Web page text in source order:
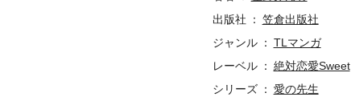
出版社
笠倉出版社
ジャンル
TLマンガ
レーベル
絶対恋愛Sweet
シリーズ
愛の先生